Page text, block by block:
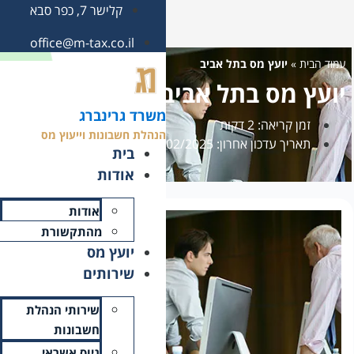
משרד גרינברג
הנהלת חשבונות וייעוץ מס
בית
אודות
אודות
יועץ מס
שירותים
שירותי הנהלת
חשבונות